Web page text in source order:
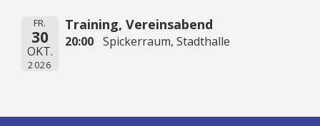
FR.
30
OKT.
2026
Training, Vereinsabend
20:00 Spickerraum, Stadthalle